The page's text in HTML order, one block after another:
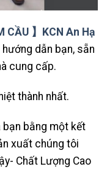
CẦU 】KCN An Hạ
dẫn bạn, sẵn
cung cấp.
thành nhất.
bằng một kết
xuất chúng tôi
Chất Lượng Cao